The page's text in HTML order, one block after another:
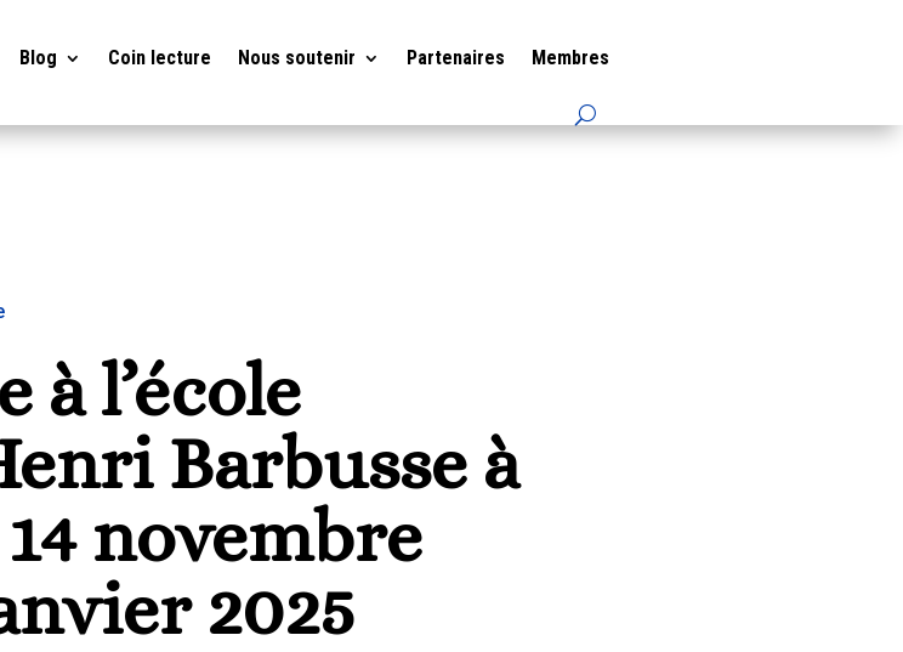
Blog Coin lecture Nous soutenir Partenaires Membres
à l’école
Barbusse à
novembre
2025